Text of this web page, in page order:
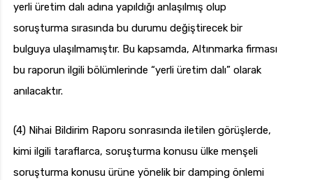
yerli üretim dalı adına yapıldığı anlaşılmış olup
soruşturma sırasında bu durumu değiştirecek bir
bulguya ulaşılmamıştır. Bu kapsamda, Altınmarka firması
bu raporun ilgili bölümlerinde “yerli üretim dalı” olarak
anılacaktır.
(4) Nihai Bildirim Raporu sonrasında iletilen görüşlerde,
kimi ilgili taraflarca, soruşturma konusu ülke menşeli
soruşturma konusu ürüne yönelik bir damping önlemi